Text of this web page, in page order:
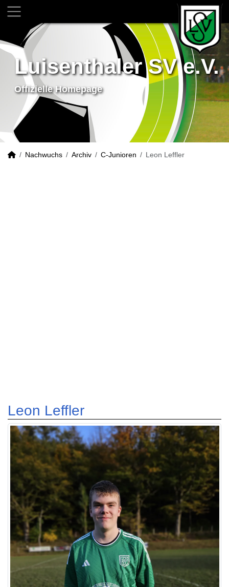
Luisenthaler SV e.V.
Offizielle Homepage
Nachwuchs Archiv C-Junioren Leon Leffler
Leon Leffler